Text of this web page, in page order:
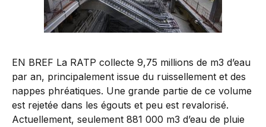
EN BREF La RATP collecte 9,75 millions de m3 d’eau
par an, principalement issue du ruissellement et des
nappes phréatiques. Une grande partie de ce volume
est rejetée dans les égouts et peu est revalorisé.
Actuellement, seulement 881 000 m3 d’eau de pluie